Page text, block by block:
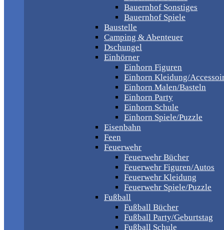
Bauernhof Sonstiges
Bauernhof Spiele
Baustelle
Camping & Abenteuer
Dschungel
Einhörner
Einhorn Figuren
Einhorn Kleidung/
Einhorn Malen/Basteln
Einhorn Party
Einhorn Schule
Einhorn Spiele/Puzzle
Eisenbahn
Feen
Feuerwehr
Feuerwehr Bücher
Feuerwehr Figuren/Autos
Feuerwehr Kleidung
Feuerwehr Spiele/Puzzle
Fußball
Fußball Bücher
Fußball Party/Geburtstag
Fußball Schule